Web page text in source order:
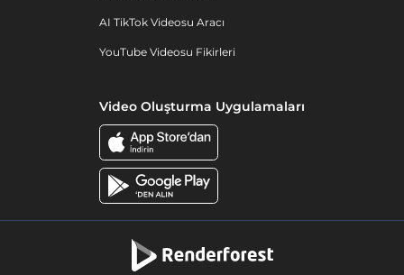
AI TikTok Videosu Aracı
YouTube Videosu Fikirleri
Video Oluşturma Uygulamaları